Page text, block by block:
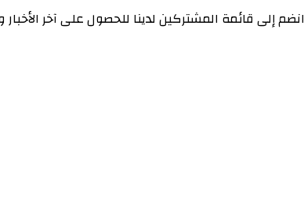
انضم إلى قائمة المشتركين لدينا للحصول على آخر